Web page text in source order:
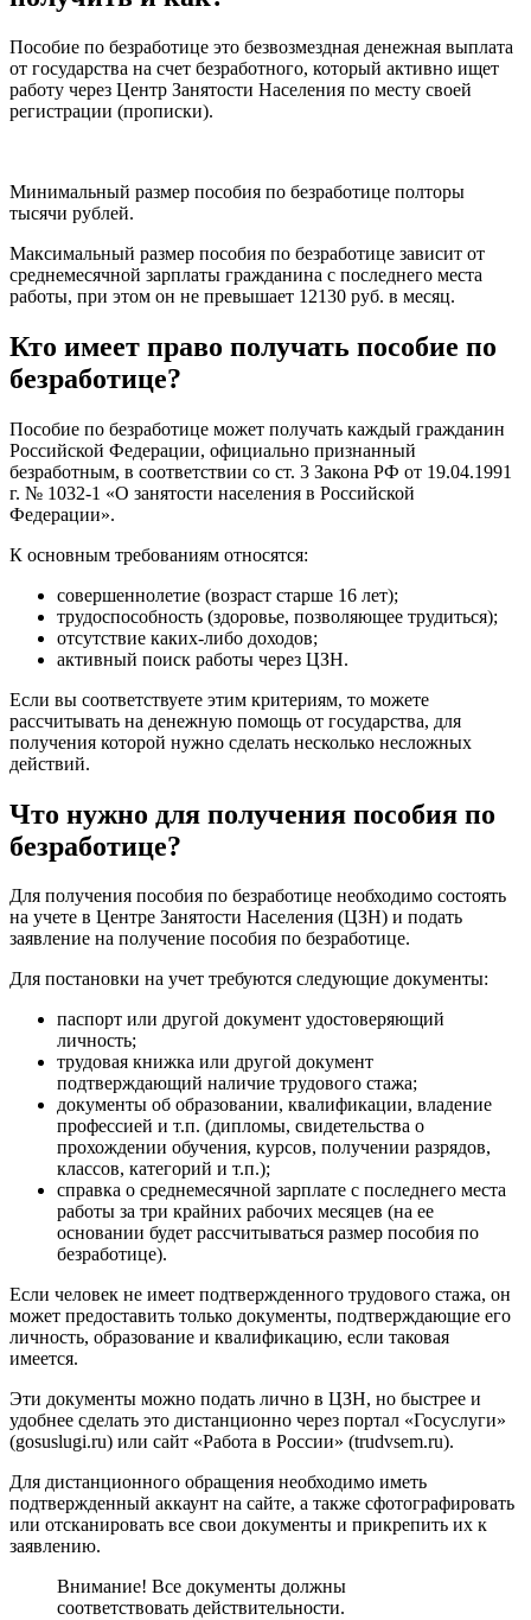
Пособие по безработице это безвозмездная денежная выплата
от государства на счет безработного, который активно ищет
работу через Центр Занятости Населения по месту своей
регистрации (прописки).
Минимальный размер пособия по безработице полторы
тысячи рублей.
Максимальный размер пособия по безработице зависит от
среднемесячной зарплаты гражданина с последнего места
работы, при этом он не превышает 12130 руб. в месяц.
Кто имеет право получать пособие по
безработице?
Пособие по безработице может получать каждый гражданин
Российской Федерации, официально признанный
безработным, в соответствии со ст. 3 Закона РФ от 19.04.1991
г. № 1032-1 «О занятости населения в Российской
Федерации».
К основным требованиям относятся:
совершеннолетие (возраст старше 16 лет);
трудоспособность (здоровье, позволяющее трудиться);
отсутствие каких-либо доходов;
активный поиск работы через ЦЗН.
Если вы соответствуете этим критериям, то можете
рассчитывать на денежную помощь от государства, для
получения которой нужно сделать несколько несложных
действий.
Что нужно для получения пособия по
безработице?
Для получения пособия по безработице необходимо состоять
на учете в Центре Занятости Населения (ЦЗН) и подать
заявление на получение пособия по безработице.
Для постановки на учет требуются следующие документы:
паспорт или другой документ удостоверяющий
личность;
трудовая книжка или другой документ
подтверждающий наличие трудового стажа;
документы об образовании, квалификации, владение
профессией и т.п. (дипломы, свидетельства о
прохождении обучения, курсов, получении разрядов,
классов, категорий и т.п.);
справка о среднемесячной зарплате с последнего места
работы за три крайних рабочих месяцев (на ее
основании будет рассчитываться размер пособия по
безработице).
Если человек не имеет подтвержденного трудового стажа, он
может предоставить только документы, подтверждающие его
личность, образование и квалификацию, если таковая
имеется.
Эти документы можно подать лично в ЦЗН, но быстрее и
удобнее сделать это дистанционно через портал «Госуслуги»
(gosuslugi.ru) или сайт «Работа в России» (trudvsem.ru).
Для дистанционного обращения необходимо иметь
подтвержденный аккаунт на сайте, а также сфотографировать
или отсканировать все свои документы и прикрепить их к
заявлению.
Внимание! Все документы должны
соответствовать действительности.